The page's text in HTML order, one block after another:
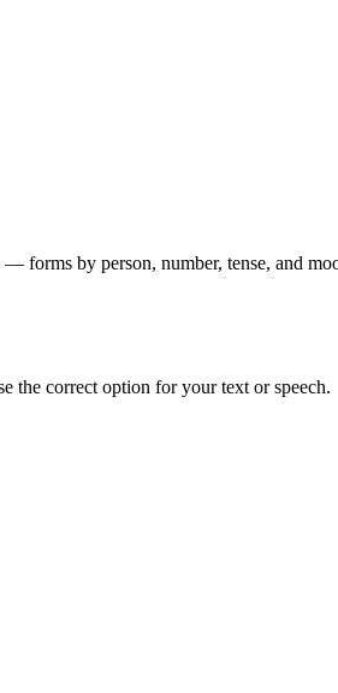
forms by person, number, tense, and
the correct option for your text or speech.